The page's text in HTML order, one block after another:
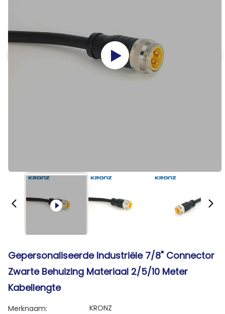
Gepersonaliseerde Industriële 7/8" Connector
Zwarte Behuizing Materiaal 2/5/10 Meter
Kabellengte
Merknaam:
KRONZ